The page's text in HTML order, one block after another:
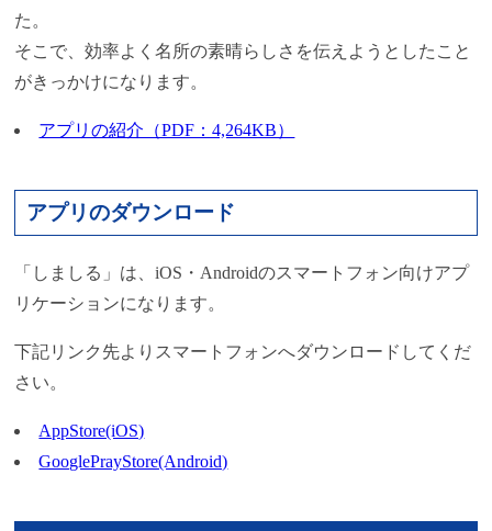
た。
そこで、効率よく名所の素晴らしさを伝えようとしたこと
がきっかけになります。
アプリの紹介（PDF：4,264KB）
アプリのダウンロード
「しましる」は、iOS・Androidのスマートフォン向けアプ
リケーションになります。
下記リンク先よりスマートフォンへダウンロードしてくだ
さい。
AppStore(iOS)
GooglePrayStore(Android)